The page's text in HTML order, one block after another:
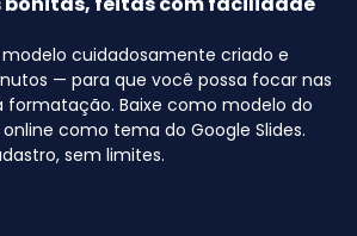
cuidadosamente criado e
— para que você possa focar nas
formatação. Baixe como modelo do
como tema do Google Slides.
sem limites.